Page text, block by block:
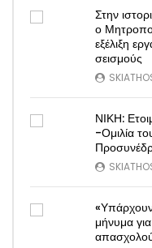
Στην
ο
εξέλιξη
σεισμούς
ΝΙΚΗ:
-Ομιλία
«Υπάρχουν
μήνυμα